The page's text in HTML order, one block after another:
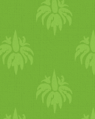
jégkocka